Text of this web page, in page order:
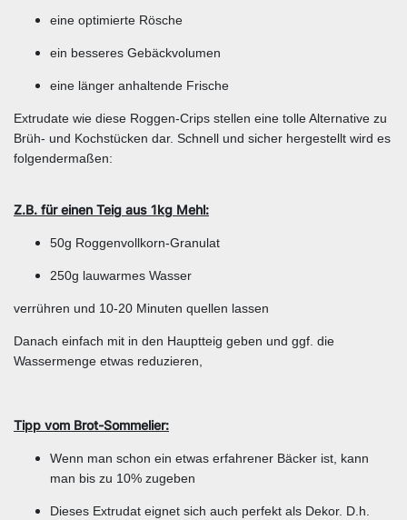
eine optimierte Rösche
ein besseres Gebäckvolumen
eine länger anhaltende Frische
Extrudate wie diese Roggen-Crips stellen eine tolle Alternative zu
Brüh- und Kochstücken dar. Schnell und sicher hergestellt wird es
folgendermaßen:
Z.B. für einen Teig aus 1kg Mehl:
50g Roggenvollkorn-Granulat
250g lauwarmes Wasser
verrühren und 10-20 Minuten quellen lassen
Danach einfach mit in den Hauptteig geben und ggf. die
Wassermenge etwas reduzieren,
Tipp vom Brot-Sommelier:
Wenn man schon ein etwas erfahrener Bäcker ist, kann
man bis zu 10% zugeben
Dieses Extrudat eignet sich auch perfekt als Dekor. D.h.